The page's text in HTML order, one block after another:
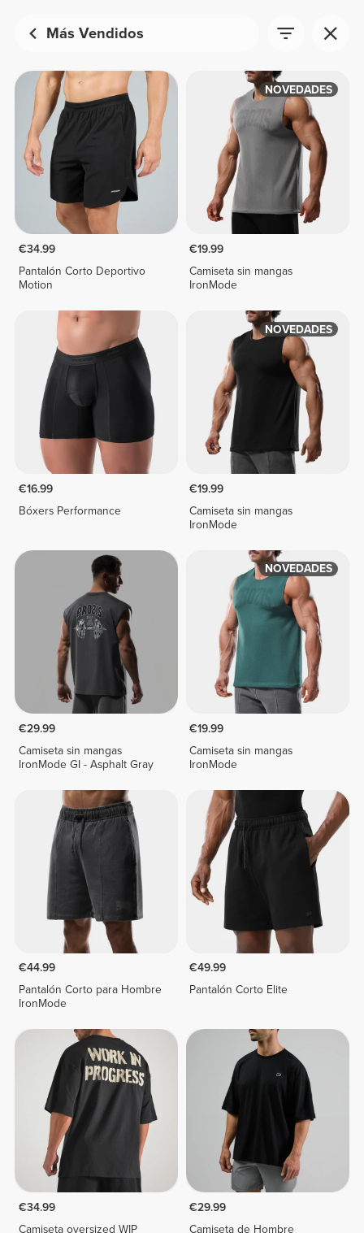
Más Vendidos
€34.99
Pantalón Corto Deportivo
Motion
NOVEDADES
€19.99
Camiseta sin mangas
IronMode
€16.99
Bóxers Performance
NOVEDADES
€19.99
Camiseta sin mangas
IronMode
€29.99
Camiseta sin mangas
IronMode GI - Asphalt Gray
NOVEDADES
€19.99
Camiseta sin mangas
IronMode
€44.99
Pantalón Corto para Hombre
IronMode
€49.99
Pantalón Corto Elite
€34.99
Camiseta oversized WIP
€29.99
Camiseta de Hombre